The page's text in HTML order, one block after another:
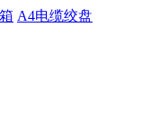
A4电缆绞盘